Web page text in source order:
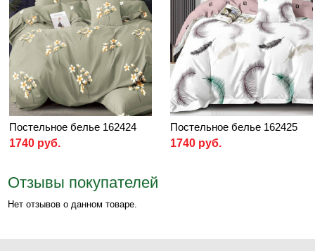
Постельное белье 162424
1740 руб.
Постельное белье 162425
1740 руб.
Отзывы покупателей
Нет отзывов о данном товаре.